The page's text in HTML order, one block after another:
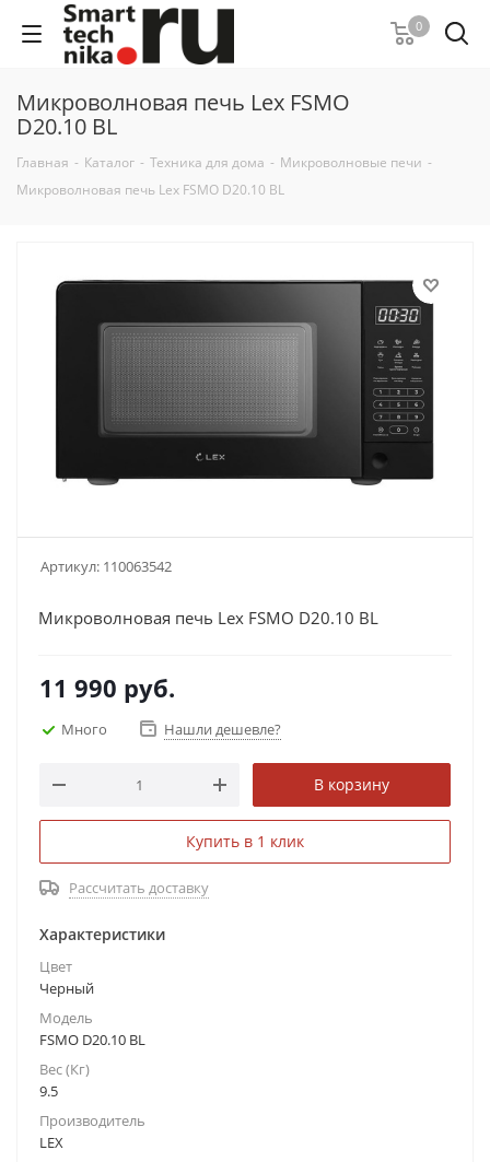
0
Микроволновая печь Lex FSMO
D20.10 BL
Главная - Каталог - Техника для дома - Микроволновые печи -
Микроволновая печь Lex FSMO D20.10 BL
Артикул: 110063542
Микроволновая печь Lex FSMO D20.10 BL
11 990 руб.
Много Нашли дешевле?
В корзину
Купить в 1 клик
Рассчитать доставку
Характеристики
Цвет
Черный
Модель
FSMO D20.10 BL
Вес (Кг)
9.5
Производитель
LEX